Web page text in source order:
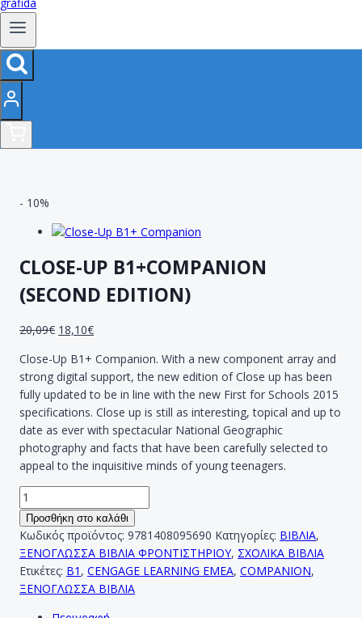
- 10%
CLOSE-UP B1+COMPANION
(SECOND EDITION)
20,09€ 18,10€
Close-Up B1+ Companion. With a new component array and
strong digital support, the new edition of Close up has been
fully updated to be in line with the new First for Schools 2015
specifications. Close up is still as interesting, topical and up to
date as ever with spectacular National Geographic
photography and facts that have been carefully selected to
appeal to the inquisitive minds of young teenagers.
CLOSE-
UP
B1+COMPANION
(SECOND
EDITION)
ποσότητα
Προσθήκη στο καλάθι
Κωδικός προϊόντος: 9781408095690 Κατηγορίες: ΒΙΒΛΙΑ,
ΞΕΝΟΓΛΩΣΣΑ ΒΙΒΛΙΑ ΦΡΟΝΤΙΣΤΗΡΙΟΥ, ΣΧΟΛΙΚΑ ΒΙΒΛΙΑ
Ετικέτες: B1 , CENGAGE LEARNING EMEA, COMPANION,
ΞΕΝΟΓΛΩΣΣΑ ΒΙΒΛΙΑ